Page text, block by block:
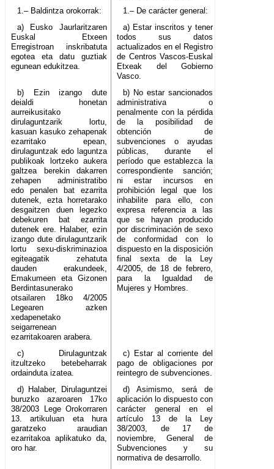
1.– Baldintza orokorrak:
1.– De carácter general:
a) Eusko Jaurlaritzaren
Euskal Etxeen
Erregistroan inskribatuta
egotea eta datu guztiak
egunean edukitzea.
a) Estar inscritos y tener
todos sus datos
actualizados en el Registro
de Centros Vascos-Euskal
Etxeak del Gobierno
Vasco.
b) Ezin izango dute
deialdi honetan
aurreikusitako
dirulaguntzarik lortu,
kasuan kasuko zehapenak
ezarritako epean,
dirulaguntzak edo laguntza
publikoak lortzeko aukera
galtzea berekin dakarren
zehapen administratibo
edo penalen bat ezarrita
dutenek, ezta horretarako
desgaitzen duen legezko
debekuren bat ezarrita
dutenek ere. Halaber, ezin
izango dute dirulaguntzarik
lortu sexu-diskriminazioa
egiteagatik zehatuta
dauden erakundeek,
Emakumeen eta Gizonen
Berdintasunerako
otsailaren 18ko 4/2005
Legearen azken
xedapenetako
seigarrenean
ezarritakoaren arabera.
b) No estar sancionados
administrativa o
penalmente con la pérdida
de la posibilidad de
obtención de
subvenciones o ayudas
públicas, durante el
período que establezca la
correspondiente sanción;
ni estar incursos en
prohibición legal que los
inhabilite para ello, con
expresa referencia a las
que se hayan producido
por discriminación de sexo
de conformidad con lo
dispuesto en la disposición
final sexta de la Ley
4/2005, de 18 de febrero,
para la Igualdad de
Mujeres y Hombres.
c) Dirulaguntzak
itzultzeko betebeharrak
ordainduta izatea.
c) Estar al corriente del
pago de obligaciones por
reintegro de subvenciones.
d) Halaber, Dirulaguntzei
buruzko azaroaren 17ko
38/2003 Lege Orokorraren
13. artikuluan eta hura
garatzeko araudian
ezarritakoa aplikatuko da,
oro har.
d) Asimismo, será de
aplicación lo dispuesto con
carácter general en el
artículo 13 de la Ley
38/2003, de 17 de
noviembre, General de
Subvenciones y su
normativa de desarrollo.